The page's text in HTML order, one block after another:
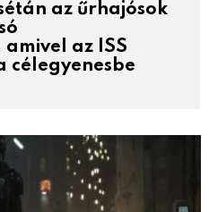
az űrhajósok
az ISS
célegyenesbe